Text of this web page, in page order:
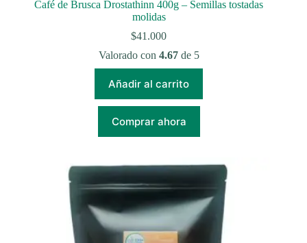
Café de Brusca Drostathinn 400g – Semillas tostadas
molidas
$41.000
Valorado con 4.67de 5
Añadir al carrito
Comprar ahora